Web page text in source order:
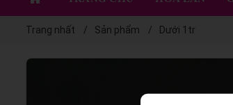
Trang nhất Sản phẩm Dưới 1tr